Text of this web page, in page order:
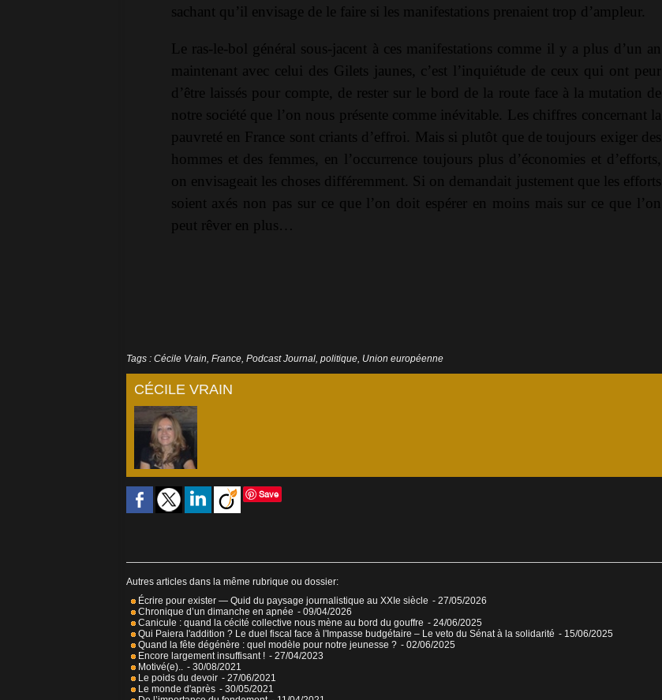
sachant qu’il envisage de le faire si les manifestations prenaient trop d’ampleur.
Le ras-le-bol général sous-jacent à ces manifestations comme il y a plus d’un an
maintenant avec celui des Gilets jaunes, c’est l’inquiétude de ceux qui ont peur
d’être laissés pour compte, de rester sur le bord de la route face à la mutation de
notre société que l’on nous présente comme inévitable. Les chiffres concernant la
pauvreté en France sont criants d’effroi. Mais si plutôt que de toujours exiger des
hommes et des femmes, en l’occurrence toujours plus d’économies et d’efforts,
on envisageait les choses différemment. Si on demandait justement que les efforts
soient axés non pas sur ce que l’on doit espérer en moins mais sur ce que l’on
peut rêver en plus…
Tags : Cécile Vrain, France, Podcast Journal, politique, Union européenne
CÉCILE VRAIN
Save
Autres articles dans la même rubrique ou dossier:
Écrire pour exister — Quid du paysage journalistique au XXIe siècle - 27/05/2026
Chronique d’un dimanche en apnée - 09/04/2026
Canicule : quand la cécité collective nous mène au bord du gouffre - 24/06/2025
Qui Paiera l'addition ? Le duel fiscal face à l'Impasse budgétaire – Le veto du Sénat à la solidarité - 15/06/2025
Quand la fête dégénère : quel modèle pour notre jeunesse ? - 02/06/2025
Encore largement insuffisant ! - 27/04/2023
Motivé(e).. - 30/08/2021
Le poids du devoir - 27/06/2021
Le monde d'après - 30/05/2021